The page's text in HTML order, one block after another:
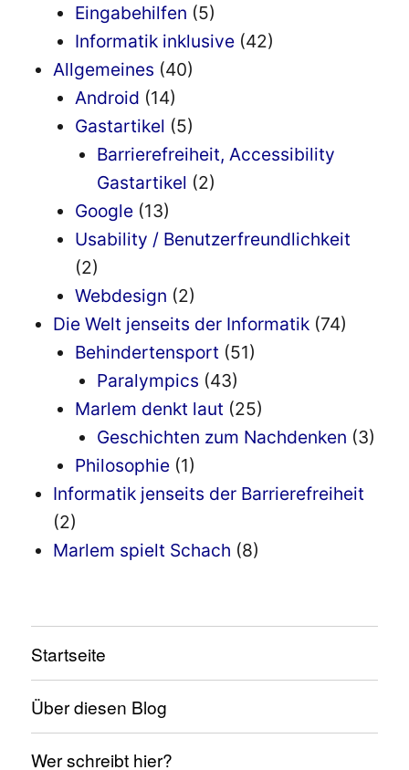
Eingabehilfen (5)
Informatik inklusive (42)
Allgemeines (40)
Android (14)
Gastartikel (5)
Barrierefreiheit, Accessibility
Gastartikel (2)
Google (13)
Usability / Benutzerfreundlichkeit
(2)
Webdesign (2)
Die Welt jenseits der Informatik (74)
Behindertensport (51)
Paralympics (43)
Marlem denkt laut (25)
Geschichten zum Nachdenken (3)
Philosophie (1)
Informatik jenseits der Barrierefreiheit
(2)
Marlem spielt Schach (8)
Startseite
Über diesen Blog
Wer schreibt hier?